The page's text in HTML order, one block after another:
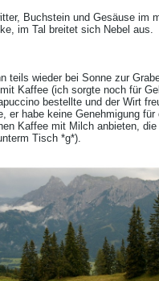
Buchstein und Gesäuse im
im Tal breitet sich Nebel aus.
teils wieder bei Sonne zur
Kaffee (ich sorgte noch für
bestellte und der Wirt
er habe keine Genehmigung für
Kaffee mit Milch anbieten,
Tisch *g*).